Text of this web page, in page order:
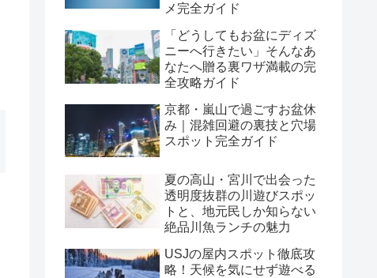
メ完全ガイド
「どうしてもお盆にディズ
ニーへ行きたい」そんなあ
なたへ贈る裏ワザ満載の完
全攻略ガイド
京都・嵐山で過ごすお盆休
み｜混雑回避の裏技と穴場
スポット完全ガイド
夏の高山・宮川で出会った
透明度抜群の川遊びスポッ
トと、地元民しか知らない
絶品川魚ランチの魅力
USJの屋内スポット徹底攻
略！天候を気にせず遊べる